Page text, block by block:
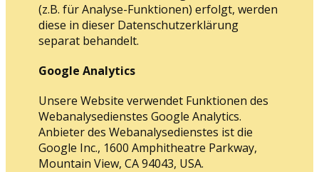
(z.B. für Analyse-Funktionen) erfolgt, werden
diese in dieser Datenschutzerklärung
separat behandelt.
Google Analytics
Unsere Website verwendet Funktionen des
Webanalysedienstes Google Analytics.
Anbieter des Webanalysedienstes ist die
Google Inc., 1600 Amphitheatre Parkway,
Mountain View, CA 94043, USA.